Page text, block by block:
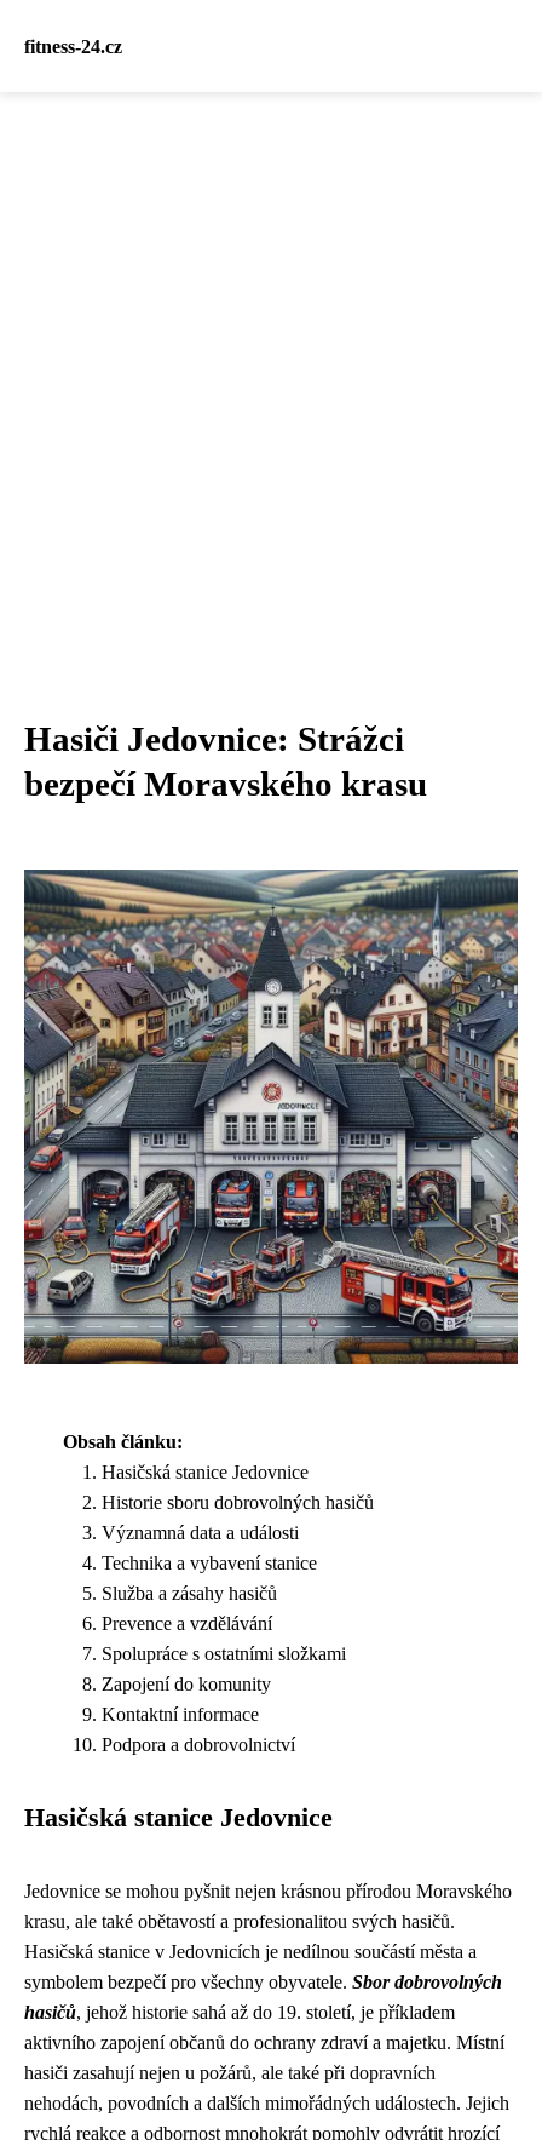
fitness-24.cz
Hasiči Jedovnice: Strážci
bezpečí Moravského krasu
Obsah článku:
Hasičská stanice Jedovnice
Historie sboru dobrovolných hasičů
Významná data a události
Technika a vybavení stanice
Služba a zásahy hasičů
Prevence a vzdělávání
Spolupráce s ostatními složkami
Zapojení do komunity
Kontaktní informace
Podpora a dobrovolnictví
Hasičská stanice Jedovnice
Jedovnice se mohou pyšnit nejen krásnou přírodou Moravského
krasu, ale také obětavostí a profesionalitou svých hasičů.
Hasičská stanice v Jedovnicích je nedílnou součástí města a
symbolem bezpečí pro všechny obyvatele. Sbor dobrovolných
hasičů, jehož historie sahá až do 19. století, je příkladem
aktivního zapojení občanů do ochrany zdraví a majetku. Místní
hasiči zasahují nejen u požárů, ale také při dopravních
nehodách, povodních a dalších mimořádných událostech. Jejich
rychlá reakce a odbornost mnohokrát pomohly odvrátit hrozící